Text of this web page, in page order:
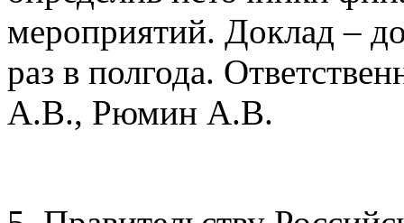
мероприятий. Доклад –
раз в полгода.
А.В., Рюмин А.В.